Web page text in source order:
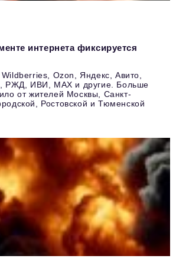
интернета фиксируется
Ozon, Яндекс, Авито,
РЖД, ИВИ, MAX и другие. Больше
от жителей Москвы, Санкт-
Ростовской и Тюменской